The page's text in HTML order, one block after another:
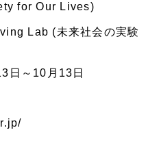
for Our Lives)
Lab (未来社会の実験
日～10月13日